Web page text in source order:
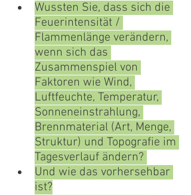
Wussten Sie, dass sich die
Feuerintensität /
Flammenlänge verändern,
wenn sich das
Zusammenspiel von
Faktoren wie Wind,
Luftfeuchte, Temperatur,
Sonneneinstrahlung,
Brennmaterial (Art, Menge,
Struktur) und Topografie im
Tagesverlauf ändern?
Und wie das vorhersehbar
ist?